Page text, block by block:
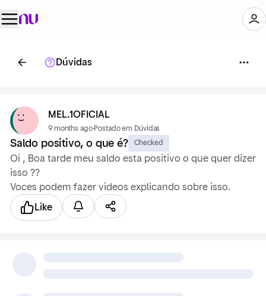
Dúvidas
MEL.1OFICIAL
9 months ago·Postado em Dúvidas
Saldo positivo, o que é? Checked
Oi , Boa tarde meu saldo esta positivo o que quer dizer
isso ??
Voces podem fazer videos explicando sobre isso.
Like